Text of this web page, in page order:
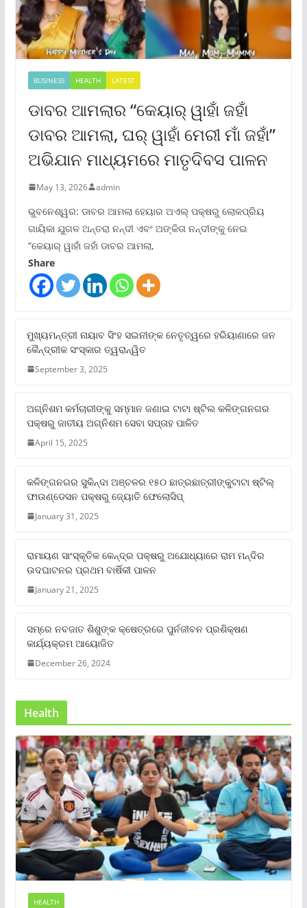
BUSINESS HEALTH LATEST
ଡାବର ଆମଲାର “କେୟାର୍ ୱାହାଁ ଜହାଁ
ଡାବର ଆମଲା, ଘର୍ ୱାହାଁ ମେରୀ ମାଁ ଜହାଁ”
ଅଭିଯାନ ମାଧ୍ୟମରେ ମାତୃଦିବସ ପାଳନ
May 13, 2026 admin
ଭୁବନେଶ୍ୱର: ଡାବର ଆମଲା ହେୟାର ଅଏଲ୍ ପକ୍ଷରୁ ଲୋକପ୍ରିୟ
ଗାୟିକା ଯୁଗଳ ଅନ୍ତରା ନନ୍ଦୀ ଏବଂ ଅଙ୍କିତା ନନ୍ଦୀଙ୍କୁ ନେଇ
“କେୟାର୍ ୱାହାଁ ଜହାଁ ଡାବର ଆମଲା,
Share
ମୁଖ୍ୟମନ୍ତ୍ରୀ ନାୟାବ ସିଂହ ସଇନୀଙ୍କ ନେତୃତ୍ୱରେ ହରିୟାଣାରେ ଜନ
କୈନ୍ଦ୍ରୀକ ସଂସ୍କାର ତ୍ୱରାନ୍ୱିତ
September 3, 2025
ଅଗ୍ନିଶମ କର୍ମଚାରୀଙ୍କୁ ସମ୍ମାନ ଜଣାଇ ଟାଟା ଷ୍ଟିଲ କଳିଙ୍ଗନଗର
ପକ୍ଷରୁ ଜାତୀୟ ଅଗ୍ନିଶମ ସେବା ସପ୍ତାହ ପାଳିତ
April 15, 2025
କଳିଙ୍ଗନଗର ସୁକିନ୍ଦା ଅଞ୍ଚଳର ୧୫୦ ଛାତ୍ରଛାତ୍ରୀଙ୍କୁଟାଟା ଷ୍ଟିଲ୍
ଫାଉଣ୍ଡେସନ ପକ୍ଷରୁ ଜ୍ୟୋତି ଫେଲୋସିପ୍‌
January 31, 2025
ରାମାୟଣ ସାଂସ୍କୃତିକ କେନ୍ଦ୍ର ପକ୍ଷରୁ ଅଯୋଧ୍ୟାରେ ରାମ ମନ୍ଦିର
ଉଦଘାଟନର ପ୍ରଥମ ବାର୍ଷିକୀ ପାଳନ
January 21, 2025
ସମ୍‌ରେ ନବଜାତ ଶିଶୁଙ୍କ କ୍ଷେତ୍ରରେ ପୁର୍ନଜୀବନ ପ୍ରଶିକ୍ଷଣ
କାର୍ଯ୍ୟକ୍ରମ ଆୟୋଜିତ
December 26, 2024
Health
HEALTH